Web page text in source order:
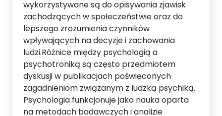
wykorzystywane są do opisywania zjawisk
zachodzących w społeczeństwie oraz do
lepszego zrozumienia czynników
wpływających na decyzje i zachowania
ludzi.Różnice między psychologią a
psychotroniką są często przedmiotem
dyskusji w publikacjach poświęconych
zagadnieniom związanym z ludzką psychiką.
Psychologia funkcjonuje jako nauka oparta
na metodach badawczych i analizie